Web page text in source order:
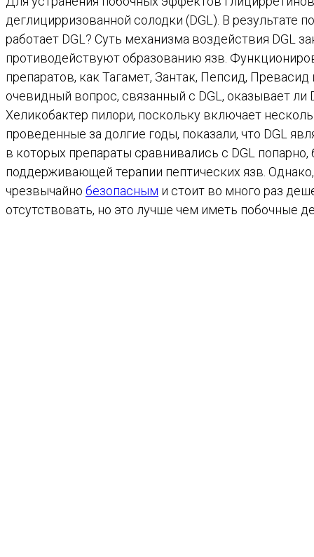
деглицирризованной солодки (DGL). В результате
работает DGL? Суть механизма воздействия DGL
противодействуют образованию язв.
препаратов, как Тагамет, Зантак, Пепсид,
очевидный вопрос, связанный с DGL, оказывает ли
Хеликобактер пилори, поскольку включает
проведенные за долгие годы, показали, что DGL
в которых препараты сравнивались с DGL
поддерживающей терапии пептических язв.
чрезвычайно безопасным и стоит во много раз
отсутствовать, но это лучше чем иметь побочные